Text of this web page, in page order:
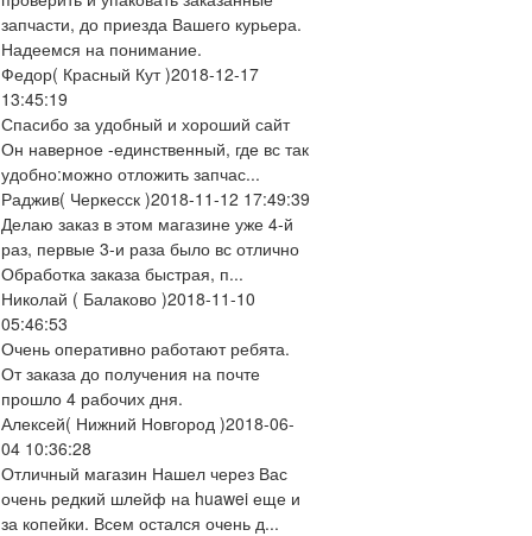
запчасти, до приезда Вашего курьера.
Надеемся на понимание.
Федор( Красный Кут )2018-12-17
13:45:19
Спасибо за удобный и хороший сайт
Он наверное -единственный, где вс так
удобно:можно отложить запчас...
Раджив( Черкесск )2018-11-12 17:49:39
Делаю заказ в этом магазине уже 4-й
раз, первые 3-и раза было вс отлично
Обработка заказа быстрая, п...
Николай ( Балаково )2018-11-10
05:46:53
Очень оперативно работают ребята.
От заказа до получения на почте
прошло 4 рабочих дня.
Алексей( Нижний Новгород )2018-06-
04 10:36:28
Отличный магазин Нашел через Вас
очень редкий шлейф на huawei еще и
за копейки. Всем остался очень д...